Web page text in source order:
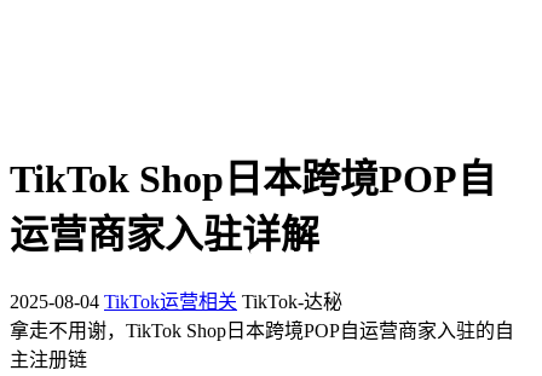
TikTok Shop日本跨境POP自
运营商家入驻详解
2025-08-04 TikTok运营相关 TikTok-达秘
拿走不用谢，TikTok Shop日本跨境POP自运营商家入驻的自
主注册链